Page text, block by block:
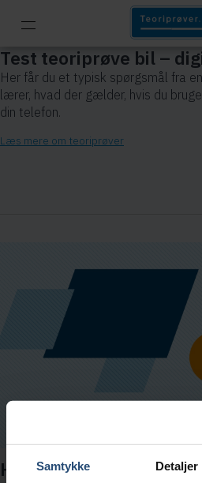
Samtykke Detaljer
Test teoriprøve bil –
Her får du et typisk spørgsmål fra
lærer, hvad der gælder, hvis du
din telefon.
Læs mere om teoriprøver
Hvis du har dit kørekort